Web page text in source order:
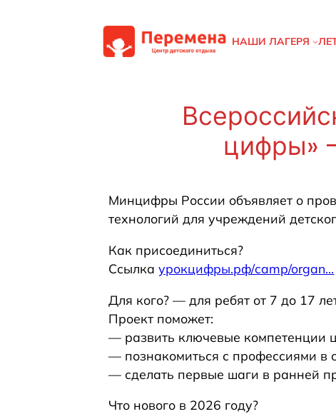
к
содержимому
НАШИ ЛАГЕРЯ
цифры»
Минцифры России объявляет о
технологий для учреждений
Как присоединиться?
Ссылкаурокцифры.рф/camp/organ…
Для кого? — для ребят от 7 до 17
Проект поможет:
— развить ключевые компетенции
— познакомиться с профессиями в
— сделать первые шаги в ранней
Что нового в 2026 году?